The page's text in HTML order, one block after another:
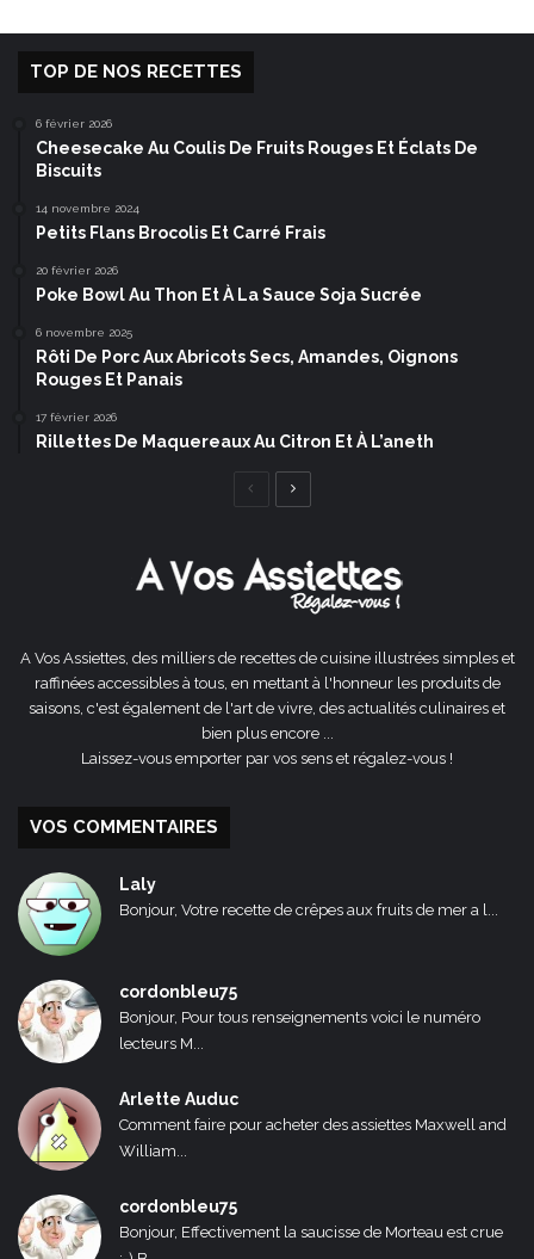
TOP DE NOS RECETTES
6 février 2026
Cheesecake Au Coulis De Fruits Rouges Et Éclats De
Biscuits
14 novembre 2024
Petits Flans Brocolis Et Carré Frais
20 février 2026
Poke Bowl Au Thon Et À La Sauce Soja Sucrée
6 novembre 2025
Rôti De Porc Aux Abricots Secs, Amandes, Oignons
Rouges Et Panais
17 février 2026
Rillettes De Maquereaux Au Citron Et À L’aneth
Page
A Vos Assiettes, des milliers de recettes de cuisine illustrées simples et
raffinées accessibles à tous, en mettant à l'honneur les produits de
saisons, c'est également de l'art de vivre, des actualités culinaires et
bien plus encore ...
Laissez-vous emporter par vos sens et régalez-vous !
VOS COMMENTAIRES
Laly
Bonjour, Votre recette de crêpes aux fruits de mer a l...
cordonbleu75
Bonjour, Pour tous renseignements voici le numéro
lecteurs M...
Arlette Auduc
Comment faire pour acheter des assiettes Maxwell and
William...
cordonbleu75
Bonjour, Effectivement la saucisse de Morteau est crue